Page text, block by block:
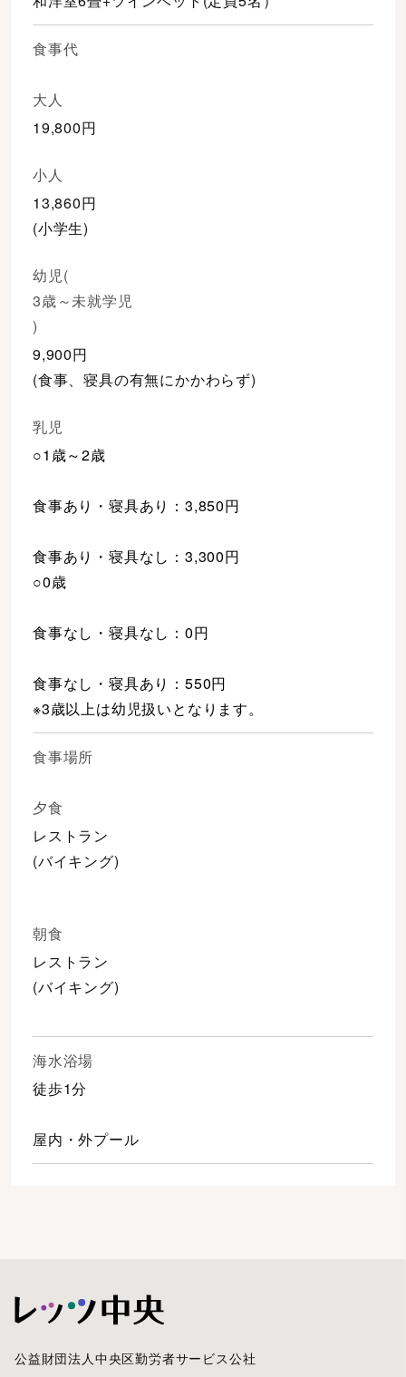
食事代
大人
19,800円
小人
13,860円
(小学生)
幼児(
3歳～未就学児
)
9,900円
(食事、寝具の有無にかかわらず)
乳児
○1歳～2歳
食事あり・寝具あり：3,850円
食事あり・寝具なし：3,300円
○0歳
食事なし・寝具なし：0円
食事なし・寝具あり：550円
※3歳以上は幼児扱いとなります。
食事場所
夕食
レストラン
(バイキング)
朝食
レストラン
(バイキング)
海水浴場
徒歩1分
屋内・外プール
公益財団法人中央区勤労者サービス公社